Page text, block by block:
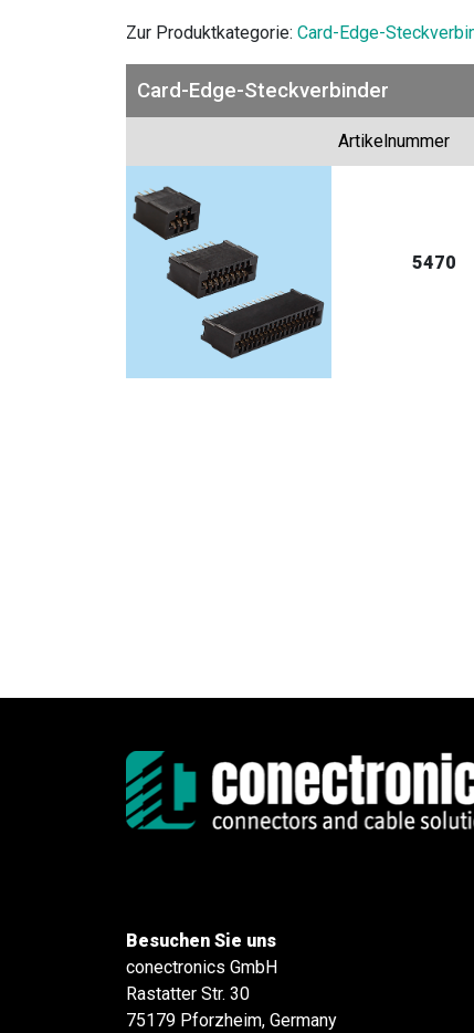
Zur Produktkategorie: Card-Edge-
Card-Edge-Steckverbinder
Artikelnummer
5470
Besuchen Sie uns
conectronics GmbH
Rastatter Str. 30
75179 Pforzheim, Germany